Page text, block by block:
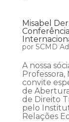
Misabel
por SCMD
A nossa
convite
de
de Direito
pelo
Relações